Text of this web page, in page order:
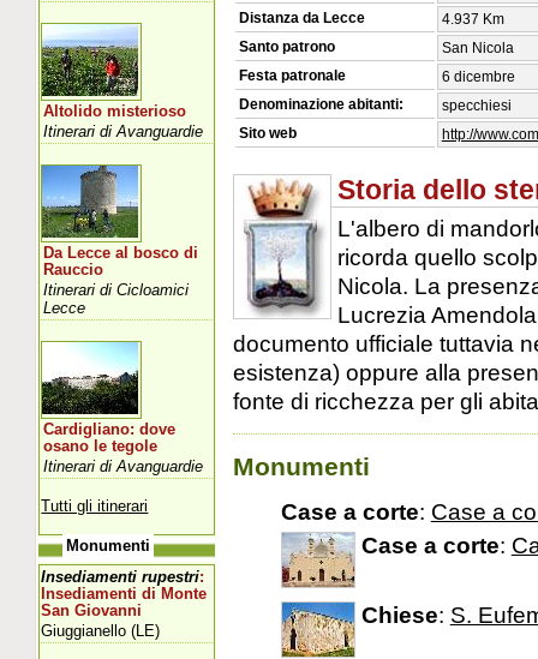
Distanza da Lecce
4.937 Km
Santo patrono
San Nicola
Festa patronale
6 dicembre
Denominazione abitanti:
specchiesi
Sito web
http://
Storia dello
L'albero di
ricorda quello
Nicola. La
Lucrezia
documento ufficiale tuttavia
esistenza) oppure alla
fonte di ricchezza per gli
Monumenti
Case a corte: Case a
Case a corte:
Chiese: S.
Altolido misterioso
Itinerari di Avanguardie
Da Lecce al bosco di
Rauccio
Itinerari di Cicloamici
Lecce
Cardigliano: dove
osano le tegole
Itinerari di Avanguardie
Tutti gli itinerari
Monumenti
Insediamenti rupestri:
Insediamenti di Monte
San Giovanni
Giuggianello (LE)